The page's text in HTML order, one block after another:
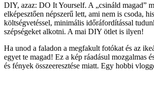
DIY, azaz: DO It Yourself. A „csináld magad”
elképesztően népszerű lett, ami nem is csoda,
költségvetéssel, minimális időráfordítással
szépségeket alkotni. A mai DIY ötlet is ilyen!
Ha unod a faladon a megfakult fotókat és az
egyet te magad! Ez a kép ráadásul mozgalmas
és fények összeeresztése miatt. Egy hobbi